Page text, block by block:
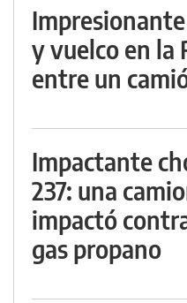
y vuelco en la
entre un
Impactante
237: una
impactó
gas propano